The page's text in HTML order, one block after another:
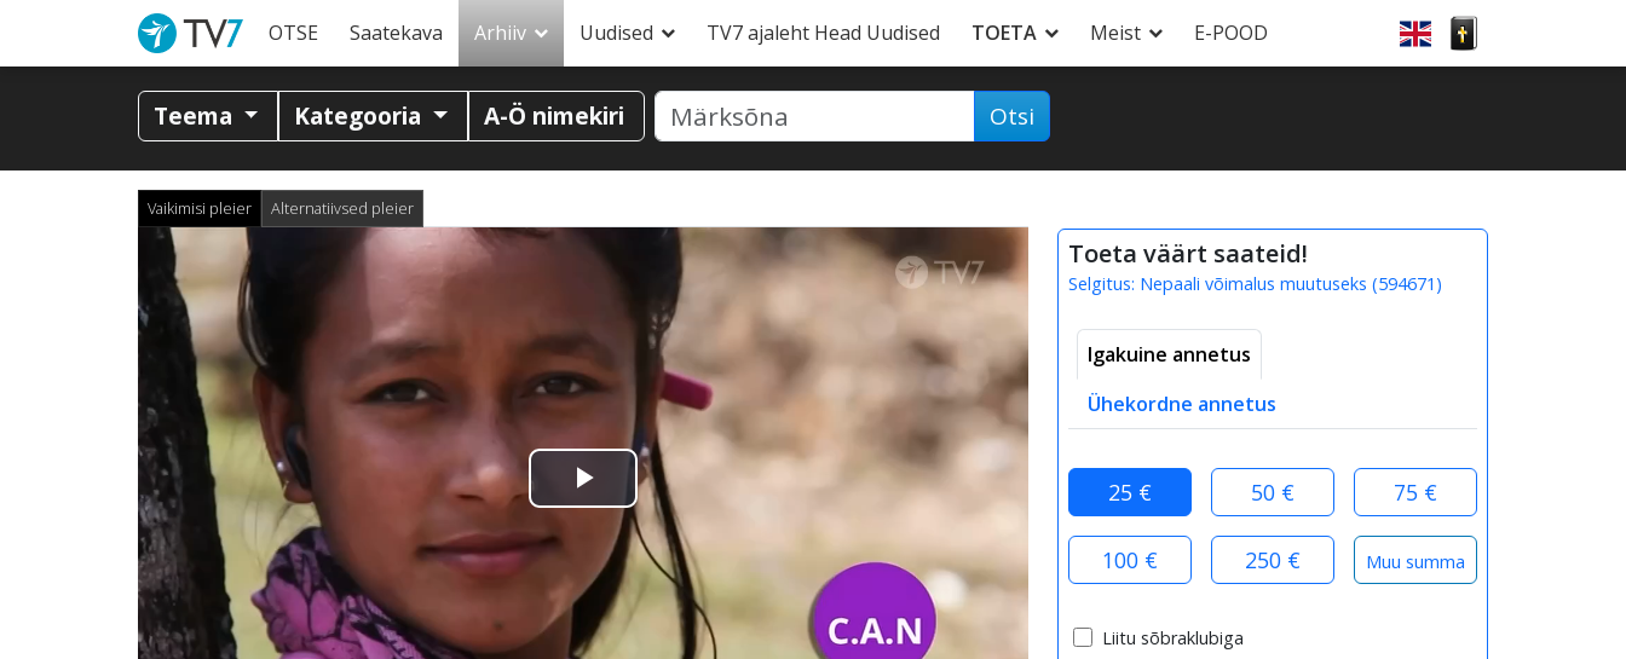
OTSE Saatekava Arhiiv Uudised TV7 ajaleht Head Uudised TOETA Meist E-POOD
Teema Kategooria A-Ö nimekiri Otsi
Vaikimisi pleier Alternatiivsed pleier
Esita
video
Toeta väärt saateid!
Selgitus: Nepaali võimalus muutuseks (594671 )
Igakuine annetus
Ühekordne annetus
25 € 50 € 75 €
100 € 250 €
Liitu sõbraklubiga